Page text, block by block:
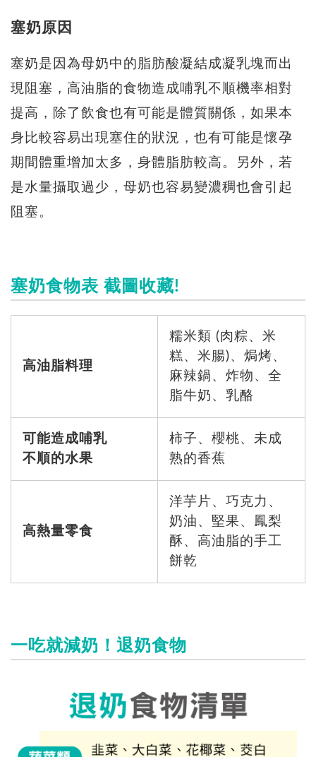
塞奶原因
塞奶是因為母奶中的脂肪酸凝結成凝乳塊而出
現阻塞，高油脂的食物造成哺乳不順機率相對
提高，除了飲食也有可能是體質關係，如果本
身比較容易出現塞住的狀況，也有可能是懷孕
期間體重增加太多，身體脂肪較高。另外，若
是水量攝取過少，母奶也容易變濃稠也會引起
阻塞。
塞奶食物表 截圖收藏!
高油脂料理
糯米類 (肉粽、米
糕、米腸)、焗烤、
麻辣鍋、炸物、全
脂牛奶、乳酪
可能造成哺乳
不順的水果
柿子、櫻桃、未成
熟的香蕉
高熱量零食
洋芋片、巧克力、
奶油、堅果、鳳梨
酥、高油脂的手工
餅乾
一吃就減奶！退奶食物